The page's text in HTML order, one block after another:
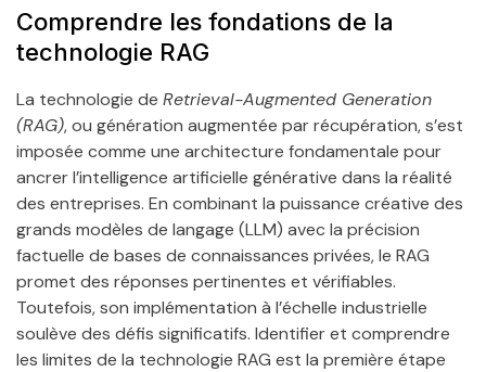
Comprendre les fondations de la
technologie RAG
La technologie de Retrieval-Augmented Generation
(RAG), ou génération augmentée par récupération, s’est
imposée comme une architecture fondamentale pour
ancrer l’intelligence artificielle générative dans la réalité
des entreprises. En combinant la puissance créative des
grands modèles de langage (LLM) avec la précision
factuelle de bases de connaissances privées, le RAG
promet des réponses pertinentes et vérifiables.
Toutefois, son implémentation à l’échelle industrielle
soulève des défis significatifs. Identifier et comprendre
les limites de la technologie RAG est la première étape